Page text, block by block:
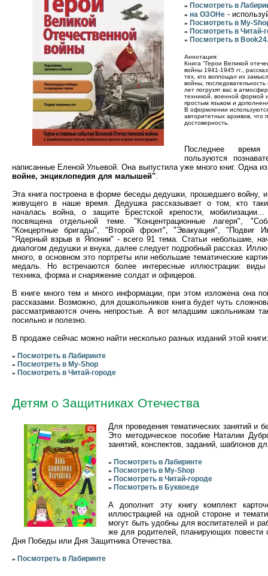
» Посмотреть в
» на ОЗОНе -
» Посмотреть в My-
» Посмотреть в Читай-
» Посмотреть в
Аннотация:
Книга "Герои Великой
войны 1941-1945 гг.,
тех, кто воплощал их
войны,
лет погрузят вас в
техникой, военной формой
простым языком и
В оформлении
авторитетных архивов, что
достоверность.
Последнее время
пользуются
написанные Еленой Ульевой. Она выпустила уже много книг. Одна
войне, энциклопедия для малышей"
Эта книга построена в форме беседы дедушки, прошедшего войну,
живущего в наше время. Дедушка рассказывает о том, кто
началась война, о защите Брестской крепости,
посвящена отдельной теме. "Концентрационные лагеря",
"Концертные бригады", "Второй фронт", "Эвакуация", "Подвиг
"Ядерный взрыв в Японии" - всего 91 тема. Статьи небольшие,
диалогом дедушки и внука, далее следует подробный рассказ.
много, в основном это портреты или небольшие тематические
медаль. Но встречаются более интересные иллюстрации:
техника, форма и снаряжение солдат и офицеров.
В книге много тем и много информации, при этом изложена она
рассказами. Возможно, для дошкольников книга будет чуть
рассматриваются очень непростые. А вот младшим школьникам
посильно и полезно.
В продаже сейчас можно найти несколько разных изданий этой книги:
» Посмотреть в Лабиринте
» Посмотреть в My-Shop
» Посмотреть в Читай-городе
Детям о Защитниках Отечества
Для проведения тематических занятий и
Это методическое пособие Наталии
занятий, конспектов, заданий, шаблонов
» Посмотреть в Лабиринте
» Посмотреть в My-Shop
» Посмотреть в Читай-городе
» Посмотреть в Буквоеде
А дополнит эту книгу комплект
иллюстрацией на одной стороне и
могут быть удобны для воспитателей и
же для родителей, планирующих повести
Дня Победы или Дня Защитника Отечества.
» Посмотреть в Лабиринте